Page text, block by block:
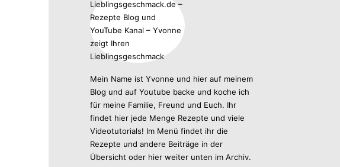
Mein Name ist Yvonne und hier auf meinem
Blog und auf Youtube backe und koche ich
für meine Familie, Freund und Euch. Ihr
findet hier jede Menge Rezepte und viele
Videotutorials! Im Menü findet ihr die
Rezepte und andere Beiträge in der
Übersicht oder hier weiter unten im Archiv.